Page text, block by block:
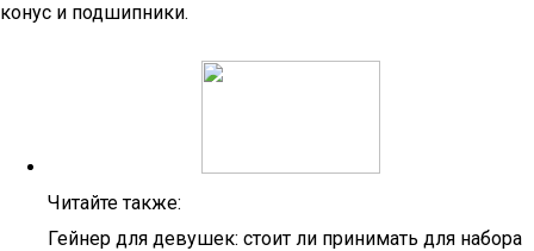
конус и подшипники.
Читайте также:
Гейнер для девушек: стоит ли принимать для набора